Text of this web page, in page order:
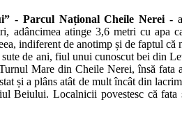
- Parcul Național Cheile Nerei -
adâncimea atinge 3,6 metri cu apa
indiferent de anotimp și de faptul că
sute de ani, fiul unui cunoscut bei din
Mare din Cheile Nerei, însă
și a plâns atât de mult încât din
Beiului. Localnicii povestesc că